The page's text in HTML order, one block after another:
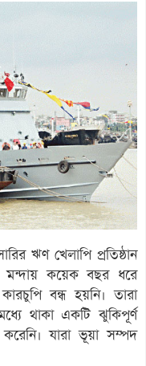
ঋণ খেলাপি প্রতিষ্ঠান
মন্দায় কয়েক বছর ধরে
বন্ধ হয়নি। তারা
থাকা একটি ঝুকিপূর্ণ
যারা ভূয়া সম্পদ